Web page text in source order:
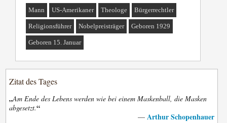
Mann US-Amerikaner Theologe Bürgerrechtler
Religionsführer Nobelpreisträger Geboren 1929
Geboren 15. Januar
Zitat des Tages
„Am Ende des Lebens werden wie bei einem Maskenball, die Masken
abgesetzt.“
— Arthur Schopenhauer